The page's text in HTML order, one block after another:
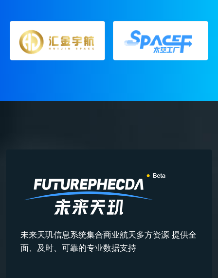
未来天玑信息系统集合商业航天多方资源 提供全
面、及时、可靠的专业数据支持